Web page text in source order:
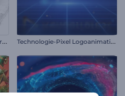
O
nline Marketing und SEO Werbung T
echnologie-Pixel Logoanimation